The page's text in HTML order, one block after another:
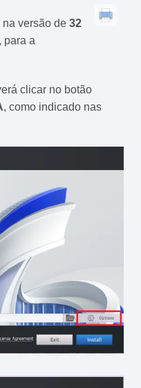
versão de 32
, para a
clicar no botão
, como indicado nas